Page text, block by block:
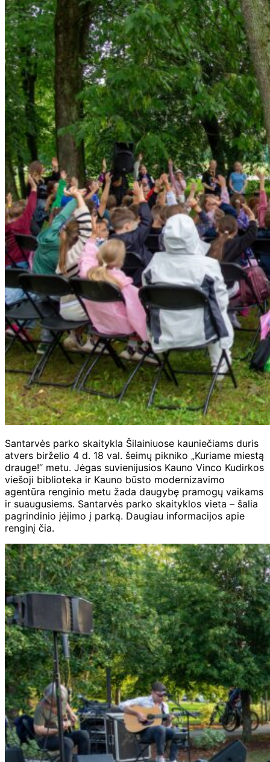
Santarvės parko skaitykla Šilainiuose kauniečiams duris
atvers birželio 4 d. 18 val. šeimų pikniko „Kuriame miestą
drauge!“ metu. Jėgas suvienijusios Kauno Vinco Kudirkos
viešoji biblioteka ir Kauno būsto modernizavimo
agentūra renginio metu žada daugybę pramogų vaikams
ir suaugusiems. Santarvės parko skaityklos vieta – šalia
pagrindinio įėjimo į parką. Daugiau informacijos apie
renginį čia.